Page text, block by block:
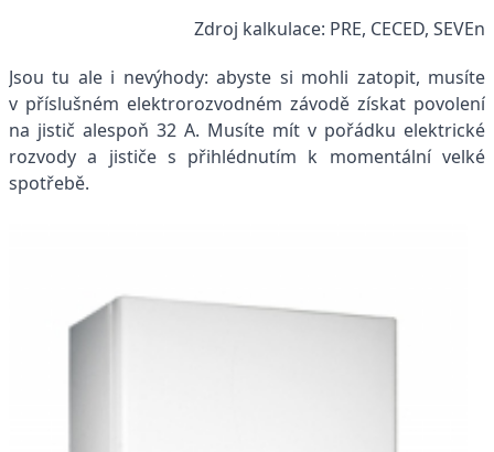
Zdroj kalkulace: PRE, CECED, SEVEn
Jsou tu ale i nevýhody: abyste si mohli zatopit, musíte
v příslušném elektrorozvodném závodě získat povolení
na jistič alespoň 32 A. Musíte mít v pořádku elektrické
rozvody a jističe s přihlédnutím k momentální velké
spotřebě.